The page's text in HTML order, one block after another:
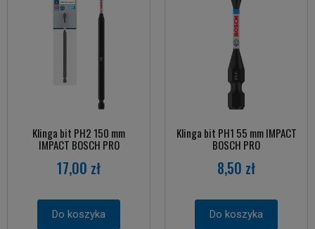
Klinga bit PH2 150 mm
IMPACT BOSCH PRO
17,00 zł
Do koszyka
Klinga bit PH1 55 mm IMPACT
BOSCH PRO
8,50 zł
Do koszyka